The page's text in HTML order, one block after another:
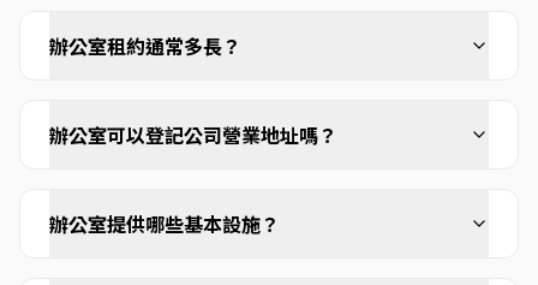
辦公室租約通常多長？
辦公室可以登記公司營業地址嗎？
辦公室提供哪些基本設施？